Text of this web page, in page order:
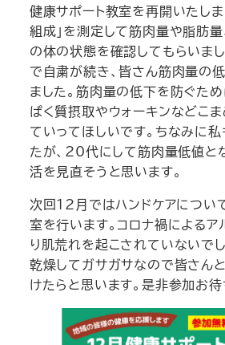
健康サポート教室を再開いたしま
組成」を測定して筋肉量や脂肪
の体の状態を確認してもらいま
で自粛が続き、皆さん筋肉量の
ました。筋肉量の低下を防ぐた
ぱく質摂取やウォーキンなどこ
ていってほしいです。ちなみに
たが、20代にして筋肉量低値と
活を見直そうと思います。
次回12月ではハンドケアについ
室を行います。コロナ禍によるア
り肌荒れを起こされていないで
乾燥してガサガサなので皆さん
けたらと思います。是非参加お待